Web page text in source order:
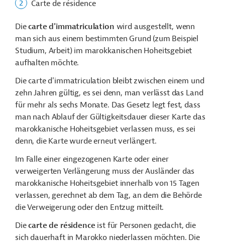
Carte de résidence
Diecarte d'immatriculation wird ausgestellt, wenn
man sich aus einem bestimmten Grund (zum Beispiel
Studium, Arbeit) im marokkanischen Hoheitsgebiet
aufhalten möchte.
Die carte d'immatriculation bleibt zwischen einem und
zehn Jahren gültig, es sei denn, man verlässt das Land
für mehr als sechs Monate. Das Gesetz legt fest, dass
man nach Ablauf der Gültigkeitsdauer dieser Karte das
marokkanische Hoheitsgebiet verlassen muss, es sei
denn, die Karte wurde erneut verlängert.
Im Falle einer eingezogenen Karte oder einer
verweigerten Verlängerung muss der Ausländer das
marokkanische Hoheitsgebiet innerhalb von 15 Tagen
verlassen, gerechnet ab dem Tag, an dem die Behörde
die Verweigerung oder den Entzug mitteilt.
Diecarte de résidence ist für Personen gedacht, die
sich dauerhaft in Marokko niederlassen möchten. Die